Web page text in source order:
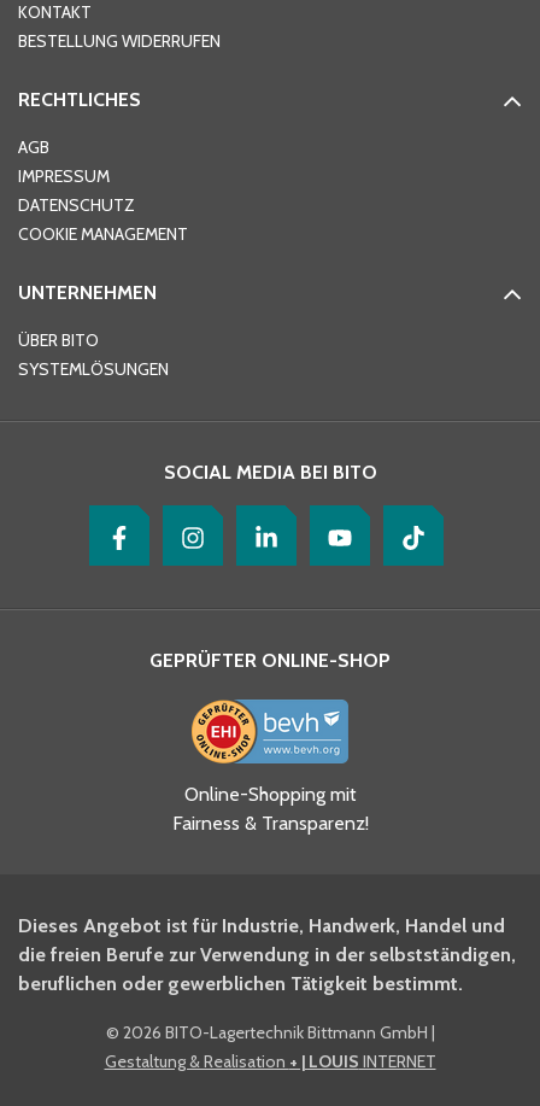
Ort*
Telefon
Ja, ich habe die
Datenschutzhinweise gelesen
und akzeptiere diese.
BITO Newsletter Fachwissen
Intralogistiker anmelden.
Ja, ich möchte mich für den
BITO Shop-Newsletter
KONTAKT
BESTELLUNG WIDERRUFEN
RECHTLICHES
AGB
IMPRESSUM
DATENSCHUTZ
COOKIE MANAGEMENT
UNTERNEHMEN
ÜBER BITO
SYSTEMLÖSUNGEN
SOCIAL MEDIA BEI BITO
GEPRÜFTER ONLINE-SHOP
Online-Shopping mit
Fairness & Transparenz!
Dieses Angebot ist für Industrie, Handwerk, Handel und
die freien Berufe zur Verwendung in der selbstständigen,
beruflichen oder gewerblichen Tätigkeit bestimmt.
© 2026 BITO-Lagertechnik Bittmann GmbH |
Gestaltung & Realisation + | LOUIS INTERNET